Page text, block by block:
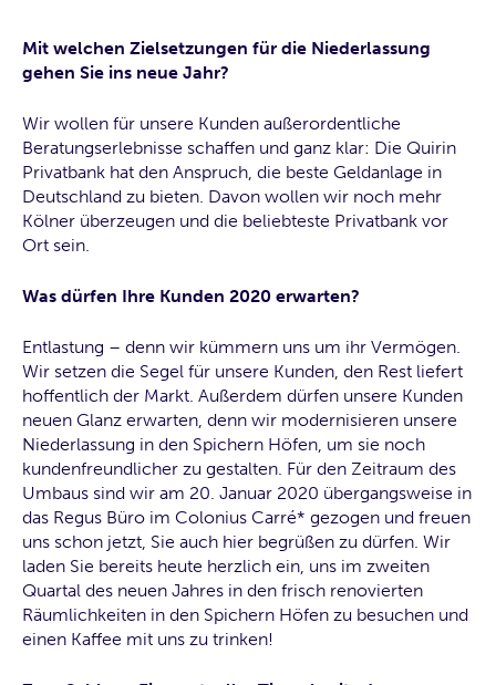
Mit welchen Zielsetzungen für die Niederlassung
gehen Sie ins neue Jahr?
Wir wollen für unsere Kunden außerordentliche
Beratungserlebnisse schaffen und ganz klar: Die Quirin
Privatbank hat den Anspruch, die beste Geldanlage in
Deutschland zu bieten. Davon wollen wir noch mehr
Kölner überzeugen und die beliebteste Privatbank vor
Ort sein.
Was dürfen Ihre Kunden 2020 erwarten?
Entlastung – denn wir kümmern uns um ihr Vermögen.
Wir setzen die Segel für unsere Kunden, den Rest liefert
hoffentlich der Markt. Außerdem dürfen unsere Kunden
neuen Glanz erwarten, denn wir modernisieren unsere
Niederlassung in den Spichern Höfen, um sie noch
kundenfreundlicher zu gestalten. Für den Zeitraum des
Umbaus sind wir am 20. Januar 2020 übergangsweise in
das Regus Büro im Colonius Carré* gezogen und freuen
uns schon jetzt, Sie auch hier begrüßen zu dürfen. Wir
laden Sie bereits heute herzlich ein, uns im zweiten
Quartal des neuen Jahres in den frisch renovierten
Räumlichkeiten in den Spichern Höfen zu besuchen und
einen Kaffee mit uns zu trinken!